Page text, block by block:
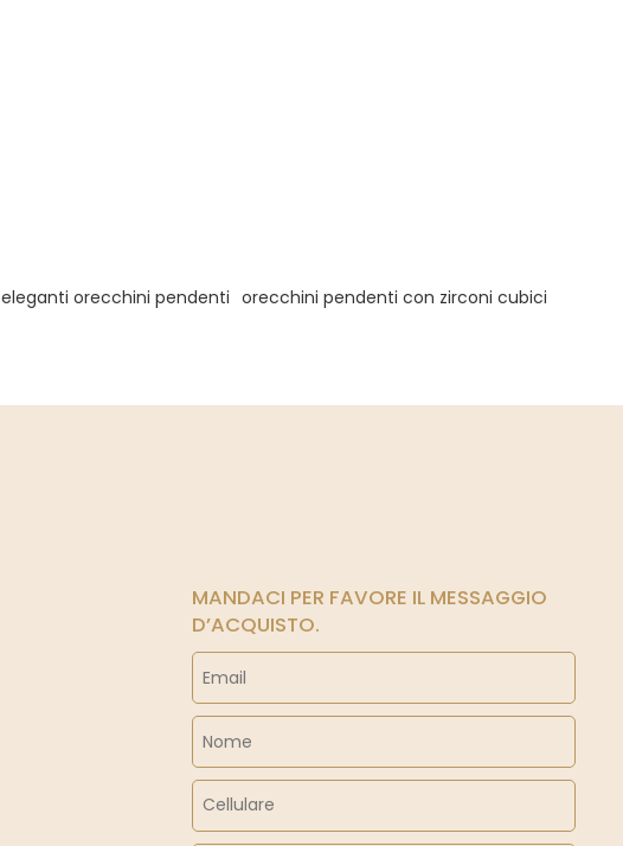
eleganti orecchini pendenti orecchini pendenti con zirconi cubici
MANDACI PER FAVORE IL MESSAGGIO
D’ACQUISTO.